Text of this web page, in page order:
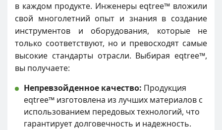
в каждом продукте. Инженеры eqtree™ вложили
свой многолетний опыт и знания в создание
инструментов и оборудования, которые не
только соответствуют, но и превосходят самые
высокие стандарты отрасли. Выбирая eqtree™,
вы получаете:
Непревзойденное качество: Продукция
eqtree™ изготовлена из лучших материалов с
использованием передовых технологий, что
гарантирует долговечность и надежность.